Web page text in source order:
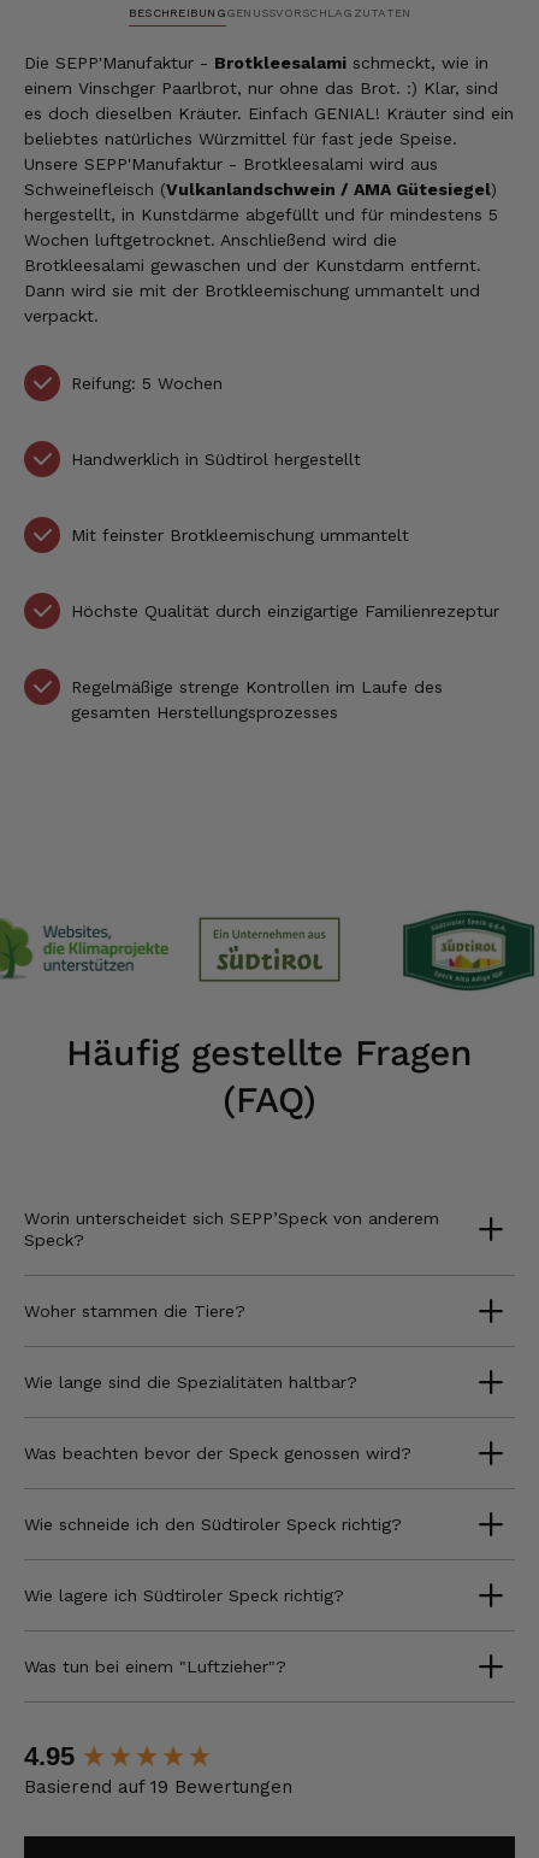
BESCHREIBUNGGENUSSVORSCHLAG ZUTATEN
Die SEPP'Manufaktur - Brotkleesalami schmeckt, wie in
einem Vinschger Paarlbrot, nur ohne das Brot. :) Klar, sind
es doch dieselben Kräuter. Einfach GENIAL! Kräuter sind ein
beliebtes natürliches Würzmittel für fast jede Speise.
Unsere SEPP'Manufaktur - Brotkleesalami wird aus
Schweinefleisch (Vulkanlandschwein / AMA Gütesiegel)
hergestellt, in Kunstdärme abgefüllt und für mindestens 5
Wochen luftgetrocknet. Anschließend wird die
Brotkleesalami gewaschen und der Kunstdarm entfernt.
Dann wird sie mit der Brotkleemischung ummantelt und
verpackt.
Reifung: 5 Wochen
Handwerklich in Südtirol hergestellt
Mit feinster Brotkleemischung ummantelt
Höchste Qualität durch einzigartige Familienrezeptur
Regelmäßige strenge Kontrollen im Laufe des
gesamten Herstellungsprozesses
Häufig gestellte Fragen
(FAQ)
Worin unterscheidet sich SEPP’Speck von anderem
Speck?
Woher stammen die Tiere?
Wie lange sind die Spezialitäten haltbar?
Was beachten bevor der Speck genossen wird?
Wie schneide ich den Südtiroler Speck richtig?
Wie lagere ich Südtiroler Speck richtig?
Was tun bei einem "Luftzieher"?
4.95
Basierend auf 19 Bewertungen
New content loaded